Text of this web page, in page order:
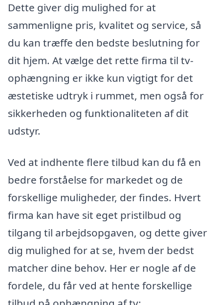
Dette giver dig mulighed for at
sammenligne pris, kvalitet og service, så
du kan træffe den bedste beslutning for
dit hjem. At vælge det rette firma til tv-
ophængning er ikke kun vigtigt for det
æstetiske udtryk i rummet, men også for
sikkerheden og funktionaliteten af dit
udstyr.
Ved at indhente flere tilbud kan du få en
bedre forståelse for markedet og de
forskellige muligheder, der findes. Hvert
firma kan have sit eget pristilbud og
tilgang til arbejdsopgaven, og dette giver
dig mulighed for at se, hvem der bedst
matcher dine behov. Her er nogle af de
fordele, du får ved at hente forskellige